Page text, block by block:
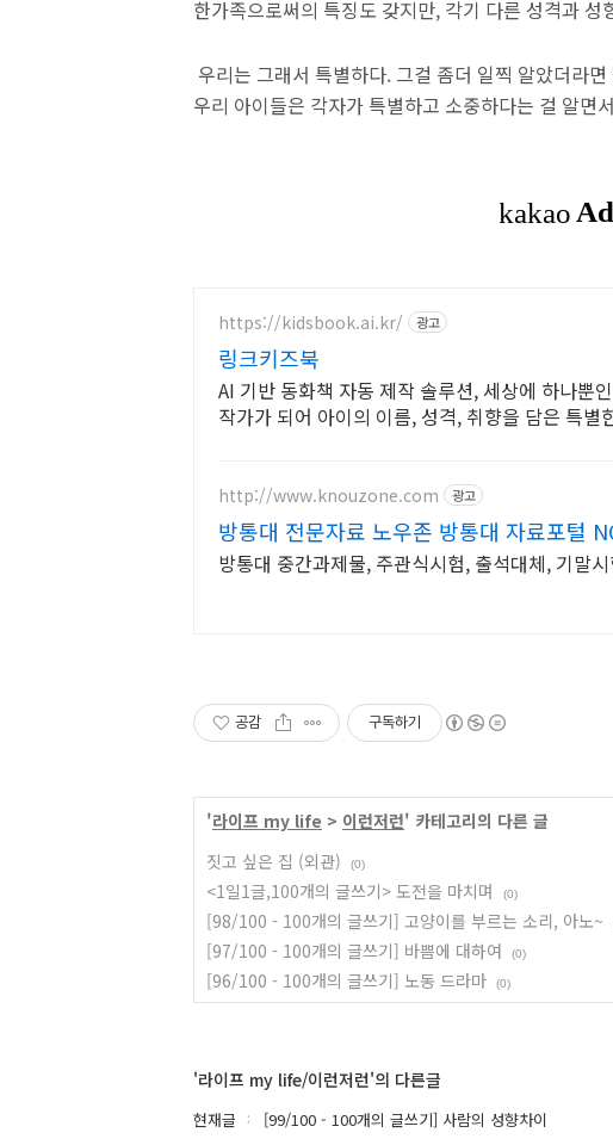
한가족으로써의 특징도 갖지만, 각기 다른 성격과
우리는 그래서 특별하다. 그걸 좀더 일찍 알았더라
우리 아이들은 각자가 특별하고 소중하다는 걸 알면
https://kidsbook.ai.kr/ 광고
링크키즈북
AI 기반 동화책 자동 제작 솔루션, 세상에 하나뿐
작가가 되어 아이의 이름, 성격, 취향을 담은 특별
http://www.knouzone.com 광고
방통대 전문자료 노우존 방통대 자료포털
방통대 중간과제물, 주관식시험, 출석대체, 기말
공감 구독하기
'라이프 my life > 이런저런' 카테고리의 다른 글
짓고 싶은 집 (외관)
(0)
<1일1글,100개의 글쓰기> 도전을 마치며 (0)
[98/100 - 100개의 글쓰기] 고양이를 부르는 소리, 아노~
[97/100 - 100개의 글쓰기] 바쁨에 대하여 (0)
[96/100 - 100개의 글쓰기] 노동 드라마 (0)
'라이프 my life/이런저런'의 다른글
현재글 [99/100 - 100개의 글쓰기] 사람의 성향차이